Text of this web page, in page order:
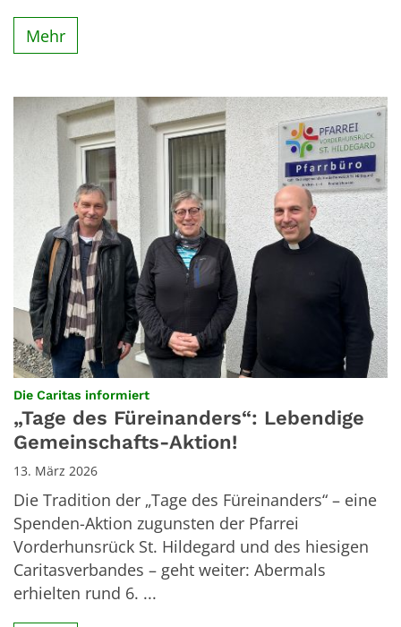
Mehr
Die Caritas informiert:
„Tage des Füreinanders“: Lebendige
Gemeinschafts-Aktion!
13. März 2026
Die Tradition der „Tage des Füreinanders“ – eine
Spenden-Aktion zugunsten der Pfarrei
Vorderhunsrück St. Hildegard und des hiesigen
Caritasverbandes – geht weiter: Abermals
erhielten rund 6. ...